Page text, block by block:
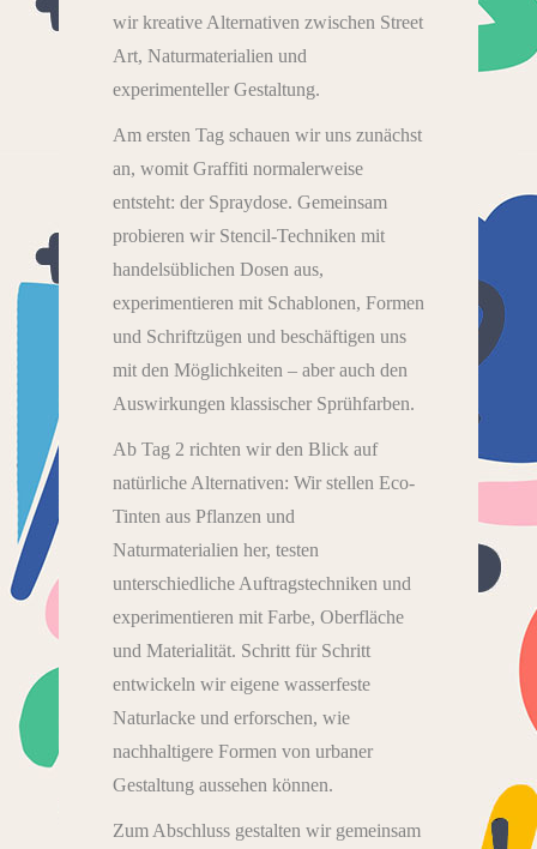
wir kreative Alternativen zwischen Street
Art, Naturmaterialien und
experimenteller Gestaltung.
Am ersten Tag schauen wir uns zunächst
an, womit Graffiti normalerweise
entsteht: der Spraydose. Gemeinsam
probieren wir Stencil-Techniken mit
handelsüblichen Dosen aus,
experimentieren mit Schablonen, Formen
und Schriftzügen und beschäftigen uns
mit den Möglichkeiten – aber auch den
Auswirkungen klassischer Sprühfarben.
Ab Tag 2 richten wir den Blick auf
natürliche Alternativen: Wir stellen Eco-
Tinten aus Pflanzen und
Naturmaterialien her, testen
unterschiedliche Auftragstechniken und
experimentieren mit Farbe, Oberfläche
und Materialität. Schritt für Schritt
entwickeln wir eigene wasserfeste
Naturlacke und erforschen, wie
nachhaltigere Formen von urbaner
Gestaltung aussehen können.
Zum Abschluss gestalten wir gemeinsam